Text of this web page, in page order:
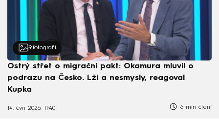
9 fotografií
Ostrý střet o migrační pakt: Okamura mluvil o
podrazu na Česko. Lži a nesmysly, reagoval
Kupka
14. čvn 2026, 11:40 6 min čtení